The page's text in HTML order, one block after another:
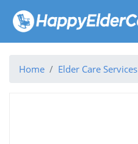
Home Elder Care Services